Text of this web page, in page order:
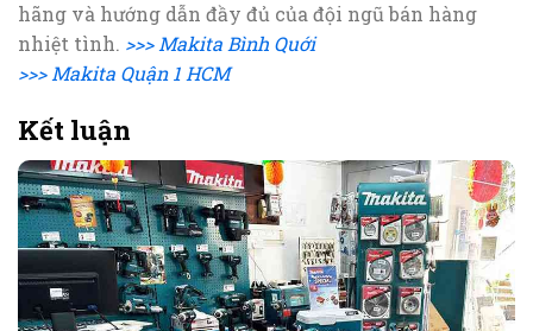
hãng và hướng dẫn đầy đủ của đội ngũ bán hàng
nhiệt tình. >>> Makita Bình Quới
>>> Makita Quận 1 HCM
Kết luận